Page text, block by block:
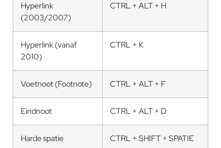
Hyperlink
(2003/2007)
CTRL + ALT + H
Hyperlink (vanaf
2010)
CTRL + K
Voetnoot (Footnote) CTRL + ALT + F
Eindnoot CTRL + ALT + D
Harde spatie CTRL + SHIFT + SPATIE